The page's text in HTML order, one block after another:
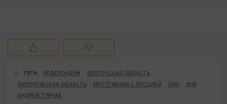
ТЕГИ: РЕФЕРЕНДУМ
ХЕРСОНСКАЯ ОБЛАСТЬ
ЗАПОРОЖСКАЯ ОБЛАСТЬ
ИНТЕГРАЦИЯ С РОССИЕЙ ЛНР
ДНР
АНДРЕЙ ТУРЧАК